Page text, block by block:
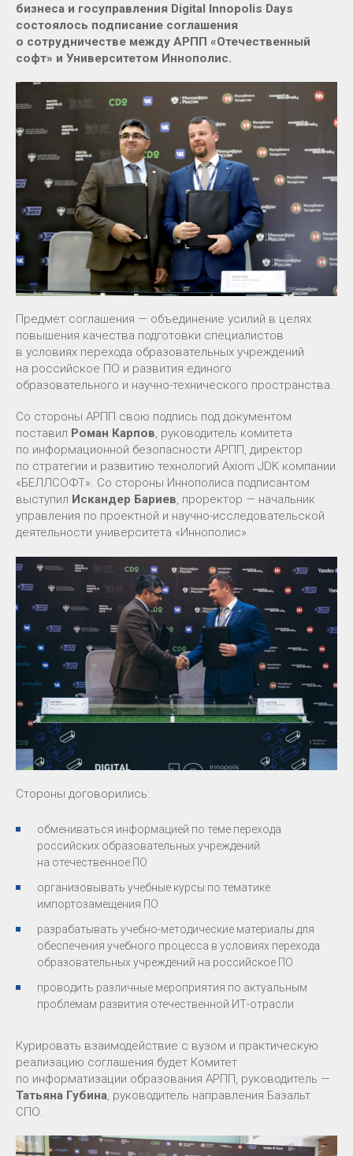
бизнеса и госуправления Digital Innopolis Days
состоялось подписание соглашения
о сотрудничестве между АРПП «Отечественный
софт» и Университетом Иннополис.
Предмет соглашения — объединение усилий в целях
повышения качества подготовки специалистов
в условиях перехода образовательных учреждений
на российское ПО и развития единого
образовательного и научно-технического пространства.
Со стороны АРПП свою подпись под документом
поставил Роман Карпов, руководитель комитета
по информационной безопасности АРПП, директор
по стратегии и развитию технологий Axiom JDK компании
«БЕЛЛСОФТ». Со стороны Иннополиса подписантом
выступил Искандер Бариев, проректор — начальник
управления по проектной и научно-исследовательской
деятельности университета «Иннополис».
Стороны договорились:
обмениваться информацией по теме перехода
российских образовательных учреждений
на отечественное ПО
организовывать учебные курсы по тематике
импортозамещения ПО
разрабатывать учебно-методические материалы для
обеспечения учебного процесса в условиях перехода
образовательных учреждений на российское ПО
проводить различные мероприятия по актуальным
проблемам развития отечественной ИТ-отрасли
Курировать взаимодействие с вузом и практическую
реализацию соглашения будет Комитет
по информатизации образования АРПП, руководитель —
Татьяна Губина, руководитель направления Базальт
СПО.